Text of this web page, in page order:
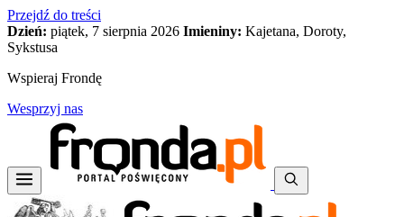
Przejdź do treści
Dzień: piątek, 7 sierpnia 2026 Imieniny: Kajetana, Doroty,
Sykstusa
Wspieraj Frondę
Wesprzyj nas